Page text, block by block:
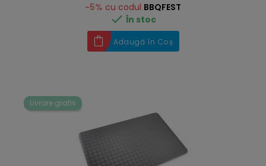
-5% cu codul BBQFEST
 În stoc
Adaugă în Coș
Livrare gratis